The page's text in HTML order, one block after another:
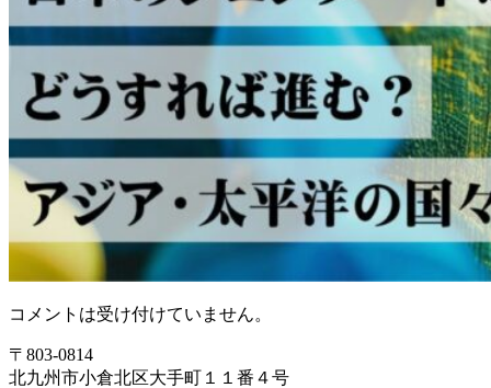
コメントは受け付けていません。
〒803‐0814
北九州市小倉北区大手町１１番４号